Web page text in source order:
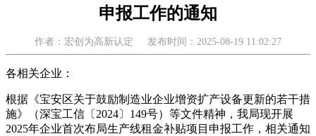
申报工作的通知
作者：宏创为高新认定 发布时间：2025-08-19 11:02:27
各相关企业：
根据《宝安区关于鼓励制造业企业增资扩产设备更新的若干措
施》（深宝工信〔2024〕149号）等文件精神，我局现开展
2025年企业首次布局生产线租金补贴项目申报工作，相关通知